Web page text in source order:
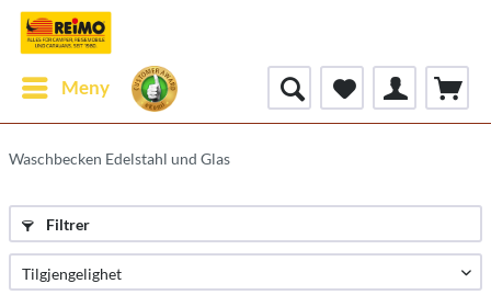
Meny
Waschbecken Edelstahl und Glas
Filtrer